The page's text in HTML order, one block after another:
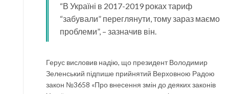
“В Україні в 2017-2019 роках тариф
“забували” переглянути, тому зараз маємо
проблеми”, – зазначив він.
Герус висловив надію, що президент Володимир
Зеленський підпише прийнятий Верховною Радою
закон №3658 «Про внесення змін до деяких законів